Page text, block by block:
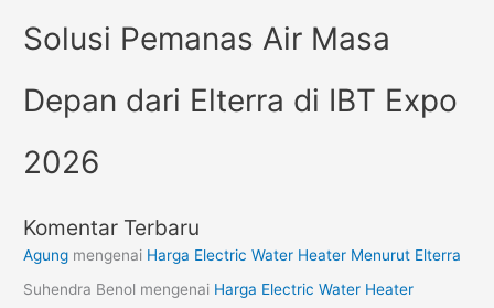
Solusi Pemanas Air Masa
Depan dari Elterra di IBT Expo
2026
Komentar Terbaru
Agung mengenai Harga Electric Water Heater Menurut Elterra
Suhendra Benol mengenai Harga Electric Water Heater